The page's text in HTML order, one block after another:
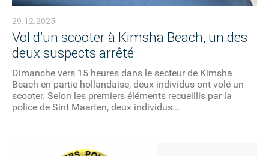
29.12.2025
Vol d'un scooter à Kimsha Beach, un des
deux suspects arrêté
Dimanche vers 15 heures dans le secteur de Kimsha
Beach en partie hollandaise, deux individus ont volé un
scooter. Selon les premiers éléments recueillis par la
police de Sint Maarten, deux individus...